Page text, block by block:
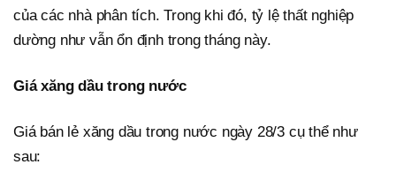
của các nhà phân tích. Trong khi đó, tỷ lệ thất nghiệp
dường như vẫn ổn định trong tháng này.
Giá xăng dầu trong nước
Giá bán lẻ xăng dầu trong nước ngày 28/3 cụ thể như
sau: